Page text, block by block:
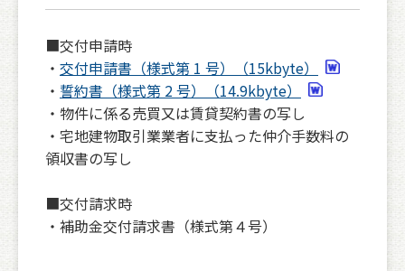
■交付申請時
・ 交付申請書（様式第 1 号）（15kbyte）
・ 誓約書（様式第 2 号）（14.9kbyte）
・物件に係る売買又は賃貸契約書の写し
・宅地建物取引業業者に支払った仲介手数料の
領収書の写し
■交付請求時
・補助金交付請求書（様式第４号）